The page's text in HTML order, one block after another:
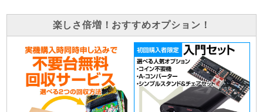
楽しさ倍増！おすすめオプション！